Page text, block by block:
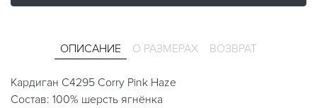
ОПИСАНИЕ О РАЗМЕРАХ ВОЗВРАТ
Кардиган C4295 Corry Pink Haze
Состав: 100% шерсть ягнёнка